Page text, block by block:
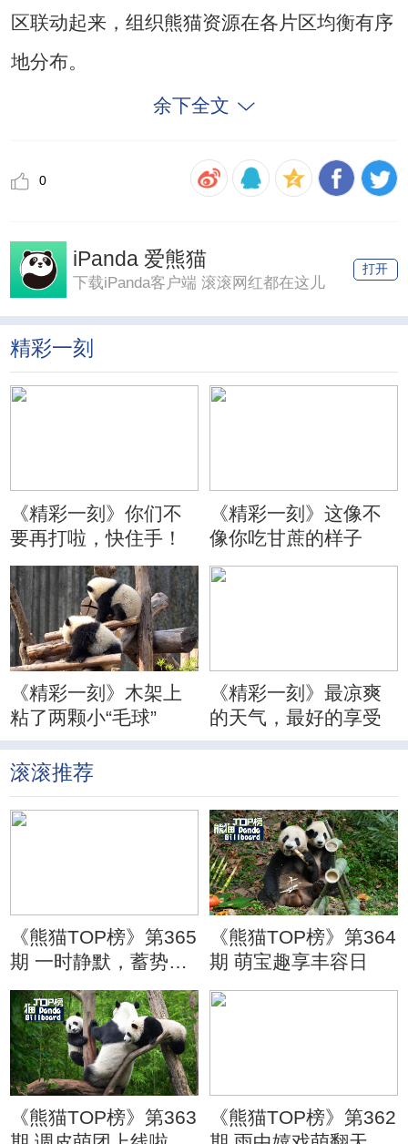
区联动起来，组织熊猫资源在各片区均衡有序
地分布。
余下全文
0
iPanda 爱熊猫
下载iPanda客户端 滚滚网红都在这儿
打开
精彩一刻
《精彩一刻》你们不
要再打啦，快住手！
《精彩一刻》这像不
像你吃甘蔗的样子
《精彩一刻》木架上
粘了两颗小“毛球”
《精彩一刻》最凉爽
的天气，最好的享受
滚滚推荐
《熊猫TOP榜》第365
期 一时静默，蓄势待
发
《熊猫TOP榜》第364
期 萌宝趣享丰容日
《熊猫TOP榜》第363
《熊猫TOP榜》第362